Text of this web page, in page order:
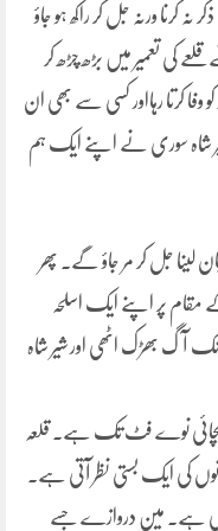
کرنا ورنہ جل کر راکھ ہو جاؤ
قلعے کی تعمیر میں بڑھ چڑھ کر
کرتا رہااور کسی سے بھی ان
شیر شاہ سوری نے اپنے ایک ہم
جان لینا جل کر مر جاؤ گے۔ پھر
مقام پر اپنے ایک اسلحہ
آگ بھڑک اٹھی اور شیر شاہ
نوے فٹ تک ہے۔ قلعہ
کی ایک بستی نظر آتی ہے۔
بھی ہے۔ مین دروازے جسے